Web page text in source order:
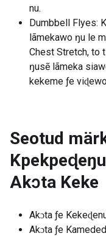
nu.
Dumbbell Flyes:
lãmekawo ŋu le
Chest Stretch, to
ŋusẽ lãmeka
kekeme ƒe
Seotud
Akɔta Keke
Akɔta ƒe
Akɔta ƒe